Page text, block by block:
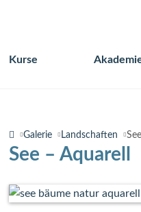
Navigation
Kurse
Galerie Landschaften
See – Aquarell